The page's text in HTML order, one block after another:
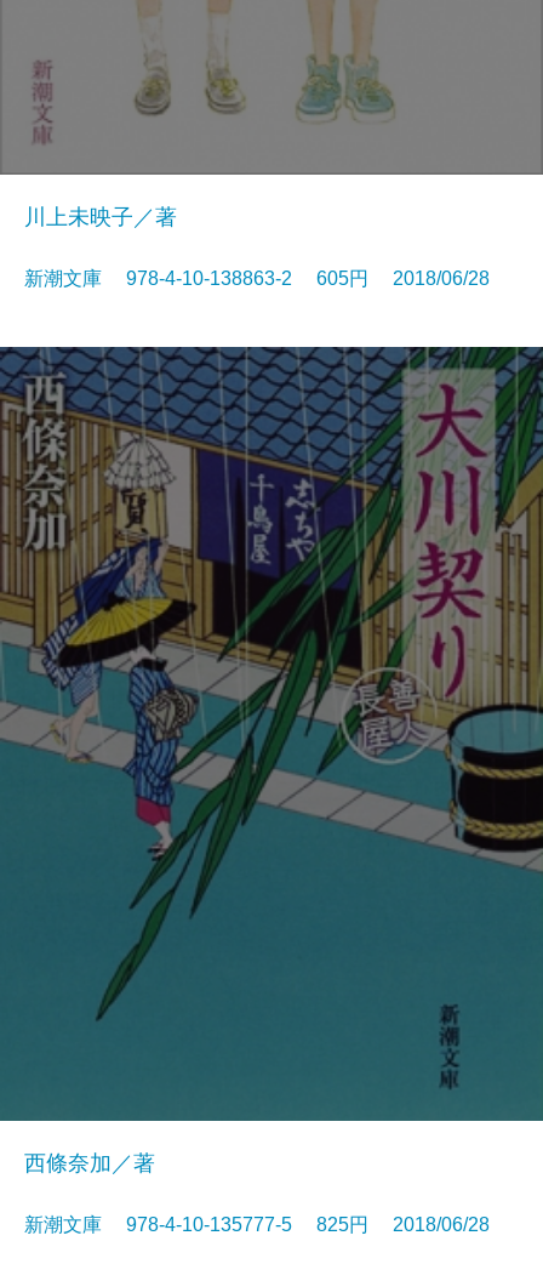
川上未映子／著
新潮文庫 978-4-10-138863-2 605円 2018/06/28
西條奈加／著
新潮文庫 978-4-10-135777-5 825円 2018/06/28